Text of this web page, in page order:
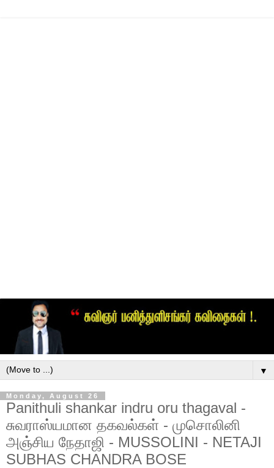
▼
Monday, August 26
Panithuli shankar indru oru thagaval -
சுவராஸ்யமான தகவல்கள் - முசொலினி
அஞ்சிய நேதாஜி - MUSSOLINI - NETAJI
SUBHAS CHANDRA BOSE